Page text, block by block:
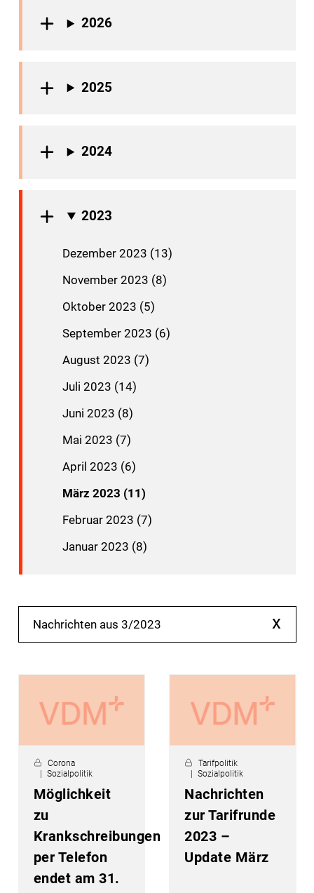
2026
2025
2024
2023
Dezember 2023 (13)
November 2023 (8)
Oktober 2023 (5)
September 2023 (6)
August 2023 (7)
Juli 2023 (14)
Juni 2023 (8)
Mai 2023 (7)
April 2023 (6)
März 2023 (11)
Februar 2023 (7)
Januar 2023 (8)
Nachrichten aus 3/2023 x
Corona
Sozialpolitik
Möglichkeit
zu
Krankschreibungen
per Telefon
endet am 31.
Tarifpolitik
Sozialpolitik
Nachrichten
zur Tarifrunde
2023 –
Update März